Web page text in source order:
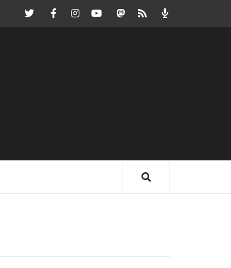
TwitterFacebookInstagramYoutubeMastodon.eus
RSS Podcast